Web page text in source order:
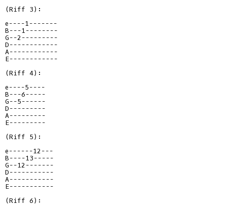
(Riff 3):
e----1-------
B---1--------
G--2---------
D------------
A------------
E------------
(Riff 4):
e----5----
B---6-----
G--5------
D---------
A---------
E---------
(Riff 5):
e------12---
B----13-----
G--12-------
D-----------
A-----------
E-----------
(Riff 6):